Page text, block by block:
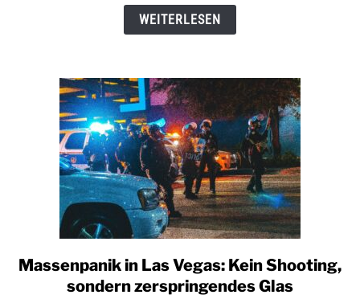
Vegas:
wissen
müssen
WEITERLESEN
link
to
Massenpanik in Las Vegas: Kein Shooting,
sondern zerspringendes Glas